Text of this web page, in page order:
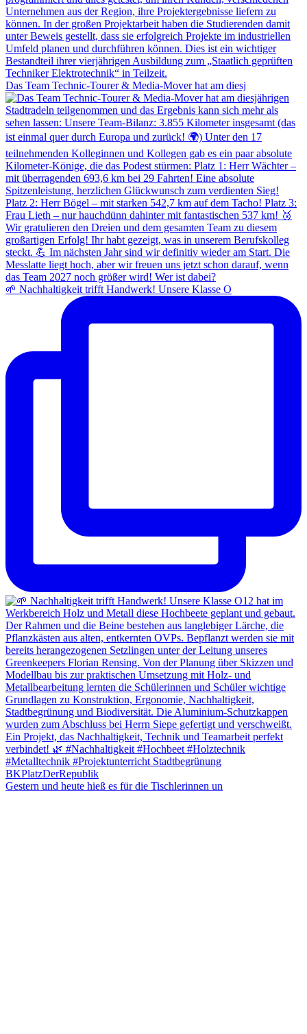
Das Team Technic-Tourer & Media-Mover hat am diesj
🌱 Nachhaltigkeit trifft Handwerk! Unsere Klasse O
Gestern und heute hieß es für die Tischlerinnen un